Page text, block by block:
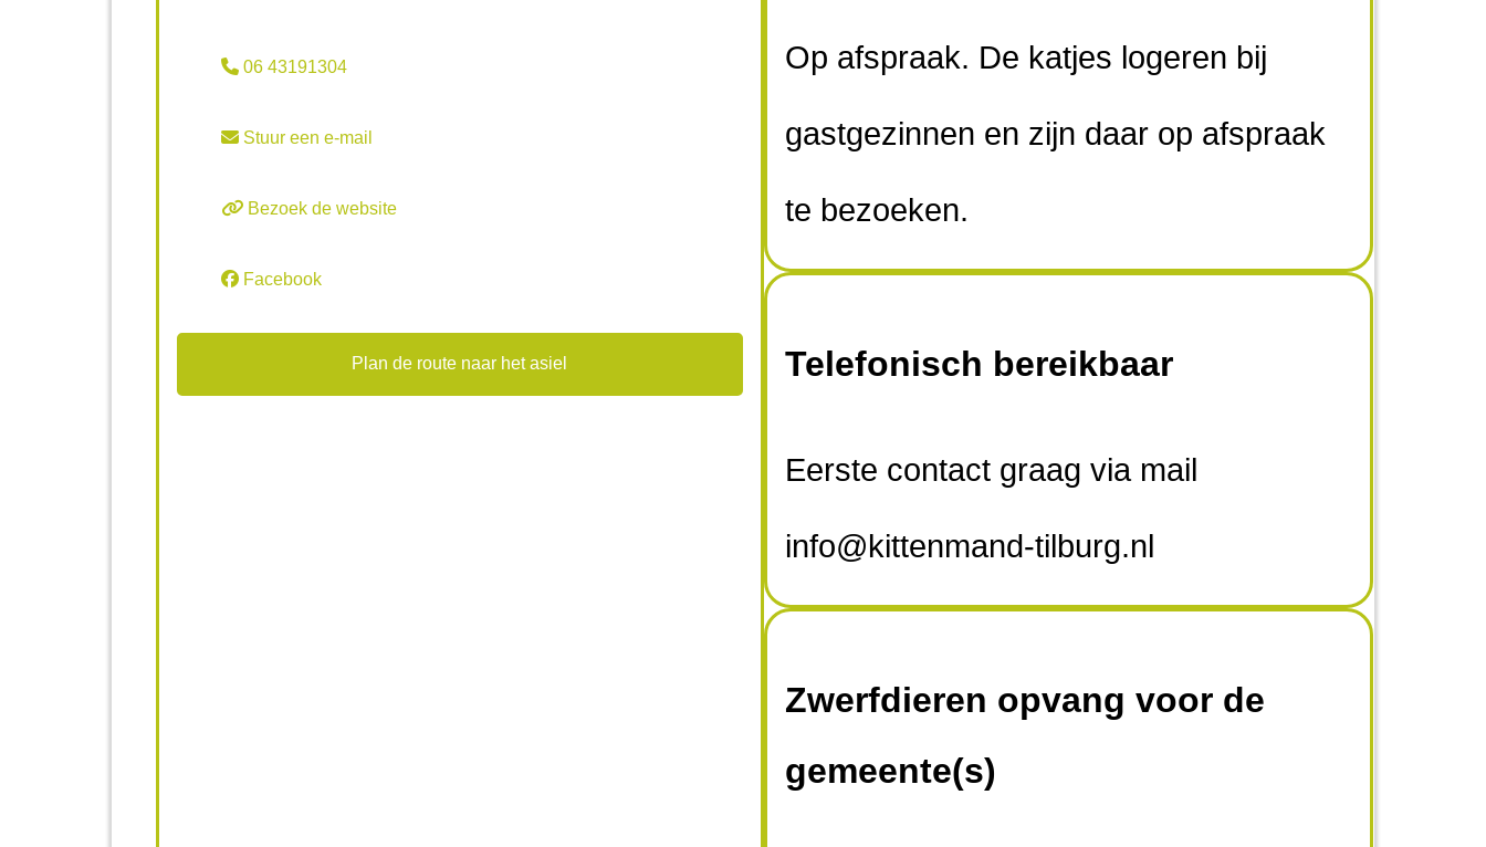
06 43191304
Stuur een e-mail
Bezoek de website
Facebook
Plan de route naar het asiel
Op afspraak. De katjes logeren bij
gastgezinnen en zijn daar op afspraak
te bezoeken.
Telefonisch bereikbaar
Eerste contact graag via mail
info@kittenmand-tilburg.nl
Zwerfdieren opvang voor de
gemeente(s)